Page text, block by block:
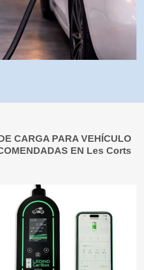
CARGA PARA VEHÍCULO
EN Les Corts